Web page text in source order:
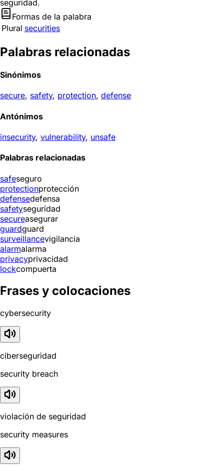
seguridad.
Formas de la palabra
Plural securities
Palabras relacionadas
Sinónimos
secure, safety, protection, defense
Antónimos
insecurity, vulnerability, unsafe
Palabras relacionadas
safeseguro
protectionprotección
defensedefensa
safetyseguridad
secureasegurar
guardguard
surveillancevigilancia
alarmalarma
privacyprivacidad
lockcompuerta
Frases y colocaciones
cybersecurity
ciberseguridad
security breach
violación de seguridad
security measures